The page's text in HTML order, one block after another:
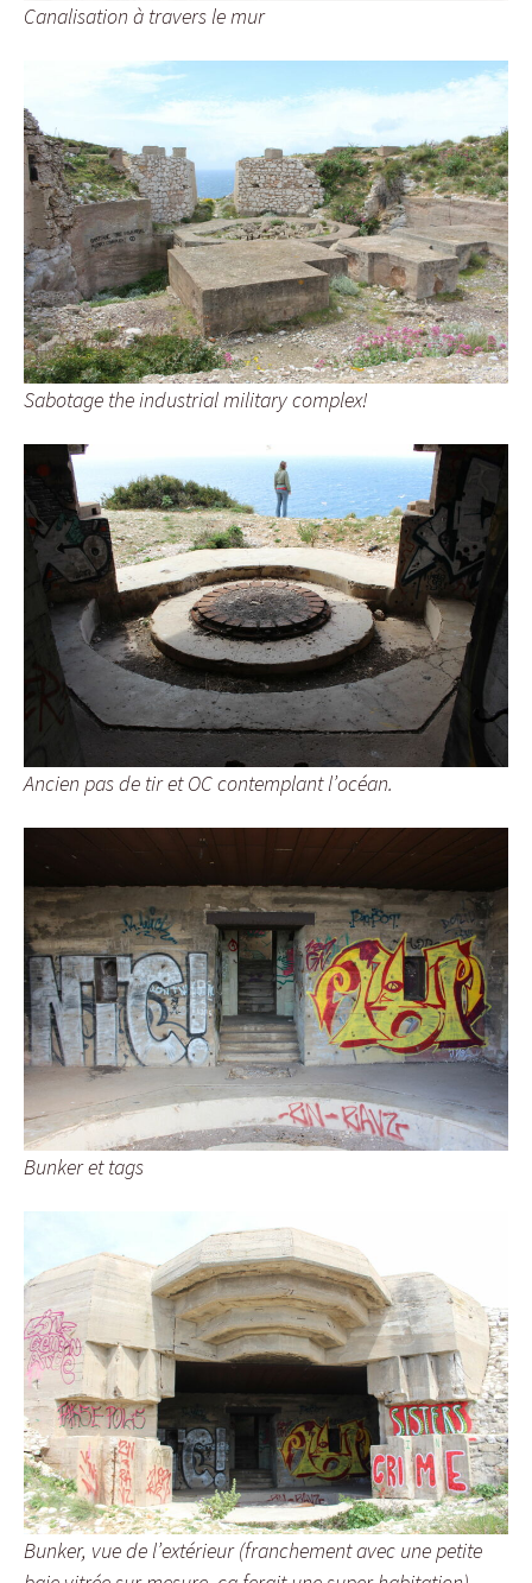
Canalisation à travers le mur
Sabotage the industrial military complex!
Ancien pas de tir et OC contemplant l’océan.
Bunker et tags
Bunker, vue de l’extérieur (franchement avec une petite